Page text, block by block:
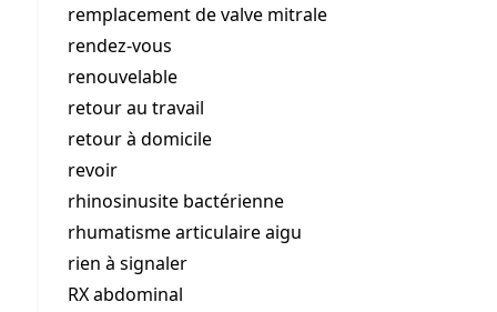
remplacement de valve mitrale
rendez-vous
renouvelable
retour au travail
retour à domicile
revoir
rhinosinusite bactérienne
rhumatisme articulaire aigu
rien à signaler
RX abdominal